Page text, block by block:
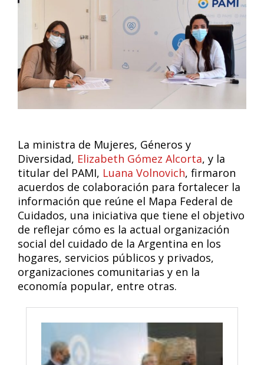
La ministra de Mujeres, Géneros y
Diversidad, Elizabeth Gómez Alcorta, y la
titular del PAMI, Luana Volnovich, firmaron
acuerdos de colaboración para fortalecer la
información que reúne el Mapa Federal de
Cuidados, una iniciativa que tiene el objetivo
de reflejar cómo es la actual organización
social del cuidado de la Argentina en los
hogares, servicios públicos y privados,
organizaciones comunitarias y en la
economía popular, entre otras.